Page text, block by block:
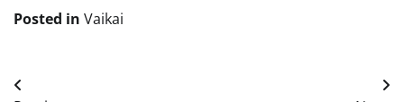
Posted in Vaikai
Navigacija